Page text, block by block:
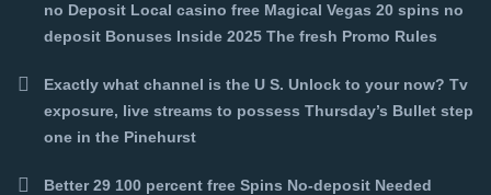
no Deposit Local casino free Magical Vegas 20 spins no
deposit Bonuses Inside 2025 The fresh Promo Rules
Exactly what channel is the U S. Unlock to your now? Tv
exposure, live streams to possess Thursday’s Bullet step
one in the Pinehurst
Better 29 100 percent free Spins No-deposit Needed